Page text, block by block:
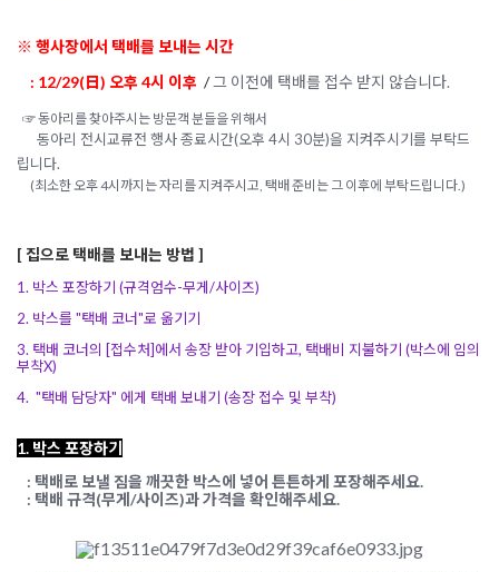
※ 행사장에서 택배를 보내는 시간
: 12/29(日) 오후 4시 이후 /그 이전에 택배를 접수 받지 않습니다.
☞동아리를 찾아주시는 방문객 분들을 위해서
동아리 전시교류전 행사 종료시간(오후 4시 30분)을 지켜주시기를 부탁드
립니다.
(최소한 오후4시까지는 자리를 지켜주시고, 택배 준비는 그 이후에 부탁드립니다.)
[집으로 택배를 보내는 방법 ]
1. 박스 포장하기 (규격엄수-무게/사이즈)
2. 박스를 "택배 코너"로 옮기기
3. 택배 코너의 [접수처]에서 송장 받아 기입하고, 택배비 지불하기 (박스에 임의
부착X)
4. "택배 담당자" 에게 택배 보내기 (송장 접수 및 부착)
1. 박스 포장하기
: 택배로 보낼 짐을 깨끗한 박스에 넣어 튼튼하게 포장해주세요.
: 택배 규격(무게/사이즈)과 가격을 확인해주세요.